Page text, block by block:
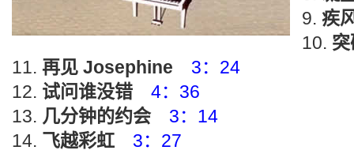
疾
再见 Josephine
3：24
试问谁没错
4：36
几分钟的约会
3：14
飞越彩虹
3：27